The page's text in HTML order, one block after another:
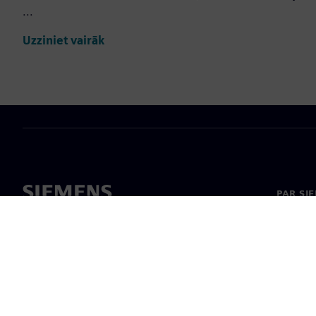
...
Uzziniet vairāk
PAR